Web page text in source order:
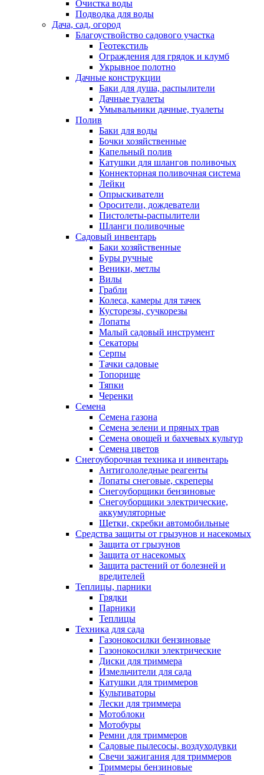
Очистка воды
Подводка для воды
Дача, сад, огород
Благоуствойство садового участка
Геотекстиль
Ограждения для грядок и клумб
Укрывное полотно
Дачные конструкции
Баки для душа, распылители
Дачные туалеты
Умывальники дачные, туалеты
Полив
Баки для воды
Бочки хозяйственные
Капельный полив
Катушки для шлангов поливочых
Коннекторная поливочная система
Лейки
Опрыскиватели
Оросители, дождеватели
Пистолеты-распылители
Шланги поливочные
Садовый инвентарь
Баки хозяйственные
Буры ручные
Веники, метлы
Вилы
Грабли
Колеса, камеры для тачек
Кусторезы, сучкорезы
Лопаты
Малый садовый инструмент
Секаторы
Серпы
Тачки садовые
Топорище
Тяпки
Черенки
Семена
Семена газона
Семена зелени и пряных трав
Семена овощей и бахчевых культур
Семена цветов
Снегоуборочная техника и инвентарь
Антигололедные реагенты
Лопаты снеговые, скреперы
Снегоуборщики бензиновые
Снегоуборщики электрические,
аккумуляторные
Щетки, скребки автомобильные
Средства защиты от грызунов и насекомых
Защита от грызунов
Защита от насекомых
Защита растений от болезней и
вредителей
Теплицы, парники
Грядки
Парники
Теплицы
Техника для сада
Газонокосилки бензиновые
Газонокосилки электрические
Диски для триммера
Измельчители для сада
Катушки для триммеров
Культиваторы
Лески для триммера
Мотоблоки
Мотобуры
Ремни для триммеров
Садовые пылесосы, воздуходувки
Свечи зажигания для триммеров
Триммеры бензиновые